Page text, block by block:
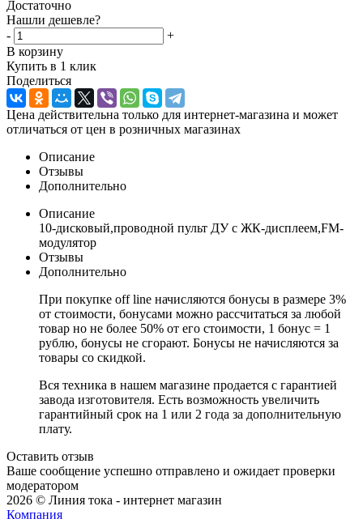
Достаточно
Нашли дешевле?
-
+
В корзину
Купить в 1 клик
Поделиться
Цена действительна только для интернет-магазина и может
отличаться от цен в розничных магазинах
Описание
Отзывы
Дополнительно
Описание
10-дисковый,проводной пульт ДУ с ЖК-дисплеем,FM-
модулятор
Отзывы
Дополнительно
При покупке off line начисляются бонусы в размере 3%
от стоимости, бонусами можно рассчитаться за любой
товар но не более 50% от его стоимости, 1 бонус = 1
рублю, бонусы не сгорают. Бонусы не начисляются за
товары со скидкой.
Вся техника в нашем магазине продается с гарантией
завода изготовителя. Есть возможность увеличить
гарантийный срок на 1 или 2 года за дополнительную
плату.
Оставить отзыв
Ваше сообщение успешно отправлено и ожидает проверки
модератором
2026 © Линия тока - интернет магазин
Компания